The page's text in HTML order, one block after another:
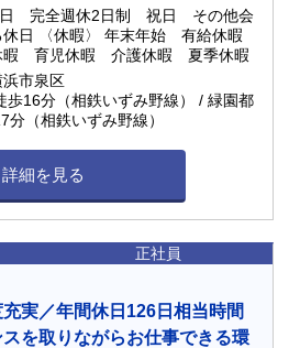
日 完全週休2日制 祝日 その他会
休日 〈休暇〉 年末年始 有給休暇
暇 育児休暇 介護休暇 夏季休暇
市泉区
歩16分（相鉄いずみ野線） / 緑園都
分（相鉄いずみ野線）
詳細を見る
正社員
充実／年間休日126日相当時間
を取りながらお仕事できる環